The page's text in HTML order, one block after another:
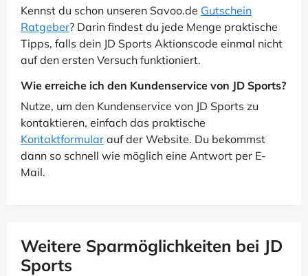
Kennst du schon unseren Savoo.de Gutschein
Ratgeber? Darin findest du jede Menge praktische
Tipps, falls dein JD Sports Aktionscode einmal nicht
auf den ersten Versuch funktioniert.
Wie erreiche ich den Kundenservice von JD Sports?
Nutze, um den Kundenservice von JD Sports zu
kontaktieren, einfach das praktische
Kontaktformular auf der Website. Du bekommst
dann so schnell wie möglich eine Antwort per E-
Mail.
Weitere Sparmöglichkeiten bei JD
Sports